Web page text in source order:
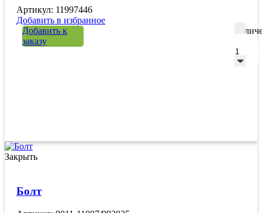
Артикул: 11997446
Добавить в избранное
Добавить к
заказу
Закрыть
Болт